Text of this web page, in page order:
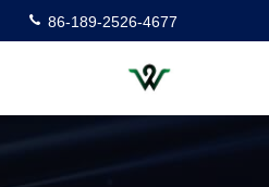
86-189-2526-4677